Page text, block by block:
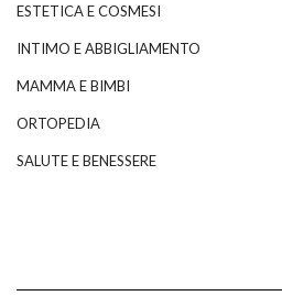
ESTETICA E COSMESI
INTIMO E ABBIGLIAMENTO
MAMMA E BIMBI
ORTOPEDIA
SALUTE E BENESSERE